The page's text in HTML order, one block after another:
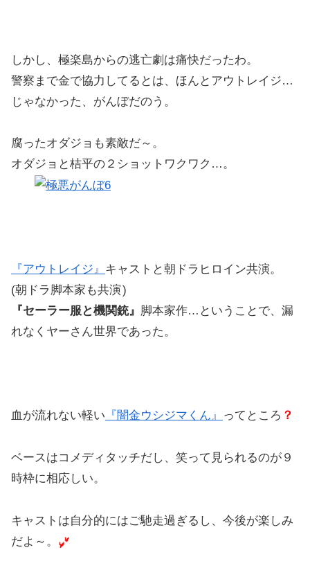
しかし、極楽島からの逃亡劇は痛快だったわ。
警察まで金で協力してるとは、ほんとアウトレイジ…
じゃなかった、がんぼだのう。
腐ったオダジョも素敵だ～。
オダジョと桔平の２ショットワクワク…。
『アウトレイジ』 キャストと朝ドラヒロイン共演。
(朝ドラ脚本家も共演)
『セーラー服と機関銃』 脚本家作…ということで、漏
れなくヤーさん世界であった。
血が流れない軽い 『闇金ウシジマくん』 ってところ ？
ベースはコメディタッチだし、笑って見られるのが９
時枠に相応しい。
キャストは自分的にはご馳走過ぎるし、今後が楽しみ
だよ～。